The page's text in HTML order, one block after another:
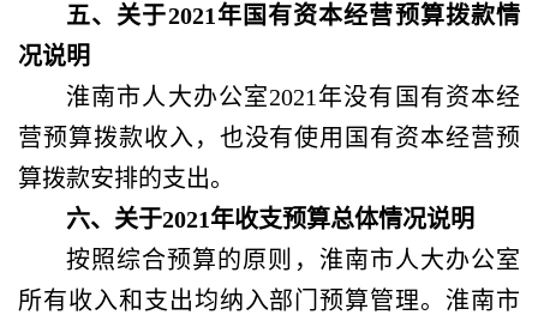
五、关于2021年国有资本经营预算拨款情
况说明
淮南市人大办公室2021年没有国有资本经
营预算拨款收入，也没有使用国有资本经营预
算拨款安排的支出。
六、关于2021年收支预算总体情况说明
按照综合预算的原则，淮南市人大办公室
所有收入和支出均纳入部门预算管理。淮南市